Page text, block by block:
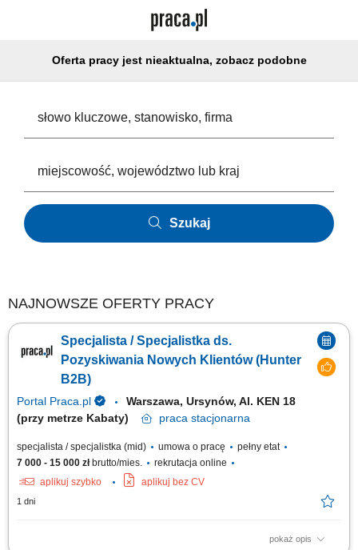
Oferta pracy jest nieaktualna, zobacz podobne
Szukaj
NAJNOWSZE OFERTY PRACY
Specjalista / Specjalistka ds.
Pozyskiwania Nowych Klientów (Hunter
B2B)
Portal Praca.pl
Warszawa, Ursynów, Al. KEN 18
(przy metrze Kabaty)
praca stacjonarna
specjalista / specjalistka (mid) umowa o pracę
pełny etat
7 000 - 15 000 złbrutto/mies.
rekrutacja online
aplikuj szybko
aplikuj bez CV
1 dni
pokaż opis